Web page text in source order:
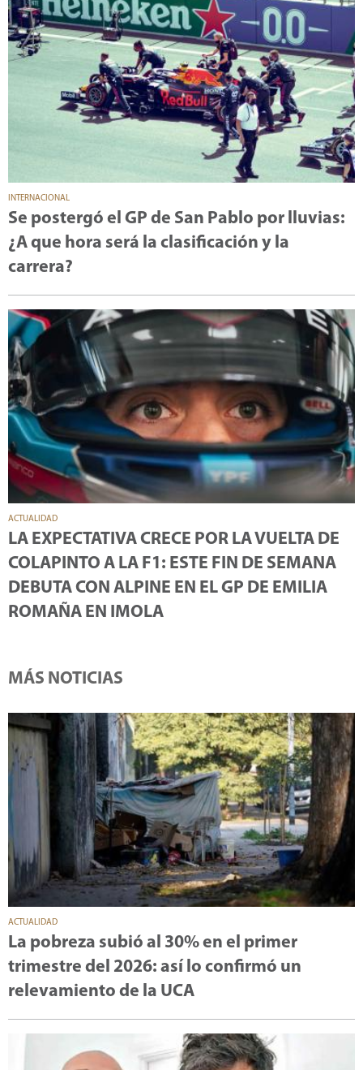
INTERNACIONAL
Se postergó el GP de San Pablo por lluvias:
¿A que hora será la clasificación y la
carrera?
ACTUALIDAD
LA EXPECTATIVA CRECE POR LA VUELTA DE
COLAPINTO A LA F1: ESTE FIN DE SEMANA
DEBUTA CON ALPINE EN EL GP DE EMILIA
ROMAÑA EN IMOLA
MÁS NOTICIAS
ACTUALIDAD
La pobreza subió al 30% en el primer
trimestre del 2026: así lo confirmó un
relevamiento de la UCA